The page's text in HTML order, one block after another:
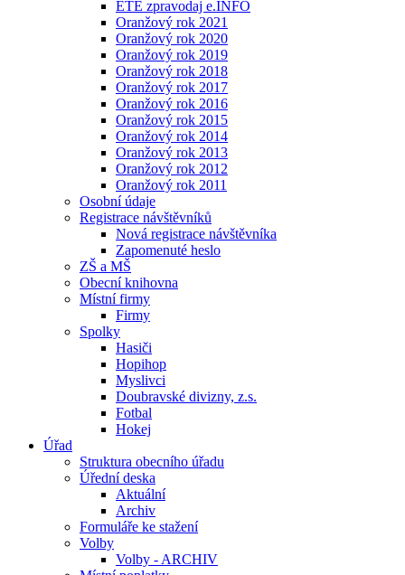
ETE zpravodaj e.INFO
Oranžový rok 2021
Oranžový rok 2020
Oranžový rok 2019
Oranžový rok 2018
Oranžový rok 2017
Oranžový rok 2016
Oranžový rok 2015
Oranžový rok 2014
Oranžový rok 2013
Oranžový rok 2012
Oranžový rok 2011
Osobní údaje
Registrace návštěvníků
Nová registrace návštěvníka
Zapomenuté heslo
ZŠ a MŠ
Obecní knihovna
Místní firmy
Firmy
Spolky
Hasiči
Hopihop
Myslivci
Doubravské divizny, z.s.
Fotbal
Hokej
Úřad
Struktura obecního úřadu
Úřední deska
Aktuální
Archiv
Formuláře ke stažení
Volby
Volby - ARCHIV